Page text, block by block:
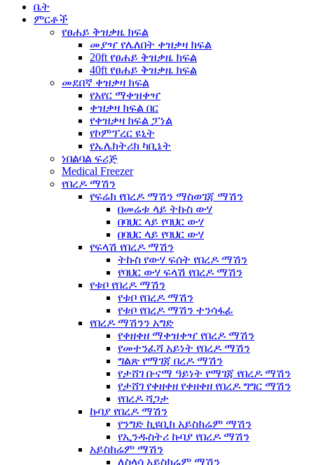
ቤት
ምርቶች
የፀሐይ ቅዝቃዜ ክፍል
መያዣ የሌለበት ቀዝቃዛ ክፍል
20ft የፀሐይ ቅዝቃዜ ክፍል
40ft የፀሐይ ቅዝቃዜ ክፍል
መደበኛ ቀዝቃዛ ክፍል
የአየር ማቀዝቀዣ
ቀዝቃዛ ክፍል በር
የቀዝቃዛ ክፍል ፓነል
የኮምፕረር ዩኒት
የኤሌክትሪክ ካቢኔት
ነበልባል ፍሪጅ
Medical Freezer
የበረዶ ማሽን
የፍሬክ የበረዶ ማሽን ማስወገጃ ማሽን
በመሬቱ ላይ ትኩስ ውሃ
በባህር ላይ የባህር ውሃ
በባህር ላይ የባህር ውሃ
የፍላሽ የበረዶ ማሽን
ትኩስ የውሃ ፍሰት የበረዶ ማሽን
የባህር ውሃ ፍላሽ የበረዶ ማሽን
የቱቦ የበረዶ ማሽን
የቱቦ የበረዶ ማሽን
የቱቦ የበረዶ ማሽን ተንሳፋፊ
የበረዶ ማሽንን አግድ
የቀዘቀዘ ማቀዝቀዣ የበረዶ ማሽን
የመተንፈሻ አይነት የበረዶ ማሽን
ግልጽ የማገጃ በረዶ ማሽን
የታሸገ ቡናማ ዓይነት የማገጃ የበረዶ ማሽን
የታሸገ የቀዘቀዘ የቀዘቀዘ የበረዶ ግግር ማሽን
የበረዶ ሻጋታ
ኩባያ የበረዶ ማሽን
የንግድ ኪዩቢክ አይስክሬም ማሽን
የኢንዱስትሪ ኩባያ የበረዶ ማሽን
አይስክሬም ማሽን
ለስላሳ አይስክሬም ማሽን